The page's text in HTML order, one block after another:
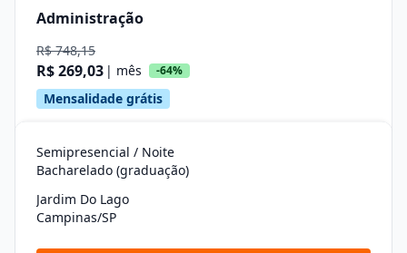
Administração
R$ 748,15
R$ 269,03 | mês -64%
Mensalidade grátis
Semipresencial / Noite
Bacharelado (graduação)
Jardim Do Lago
Campinas/SP